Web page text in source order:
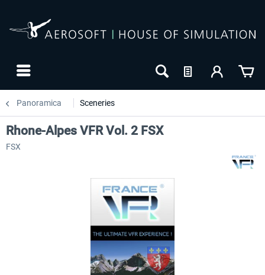
Panoramica Sceneries
Rhone-Alpes VFR Vol. 2 FSX
FSX